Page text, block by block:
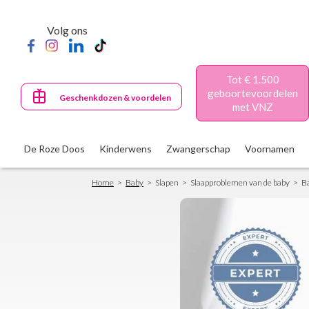
content
Volg ons
Geschenkdozen & voordelen
Tot € 1.500
geboortevoordelen
met VNZ
De Roze Doos Kinderwens Zwangerschap Voornamen
Breadcrumb
Home Baby Slapen Slaapproblemen van de baby